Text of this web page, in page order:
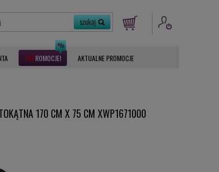
ROMOCJE AKTUALNE PROMOCJE
170 CM X 75 CM XWP1671000